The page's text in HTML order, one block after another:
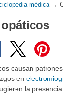
médica →
causan
en
la